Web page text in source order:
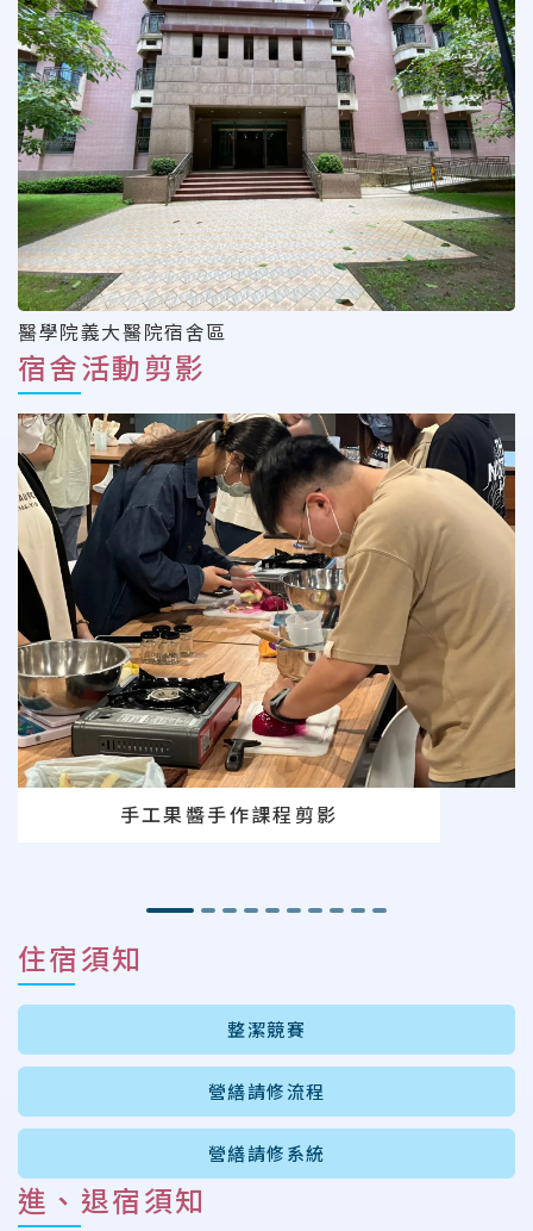
醫學院義大醫院宿舍區
宿舍活動剪影
手工果醬手作課程剪影
住宿須知
整潔競賽
營繕請修流程
營繕請修系統
進、退宿須知